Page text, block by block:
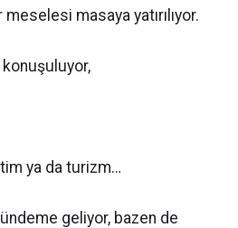
masaya yatırılıyor.
konuşuluyor,
ya da turizm…
geliyor, bazen de